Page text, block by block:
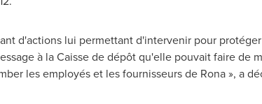
d'actions lui permettant d'intervenir pour
à la Caisse de dépôt qu'elle pouvait faire de
les employés et les fournisseurs de Rona », a